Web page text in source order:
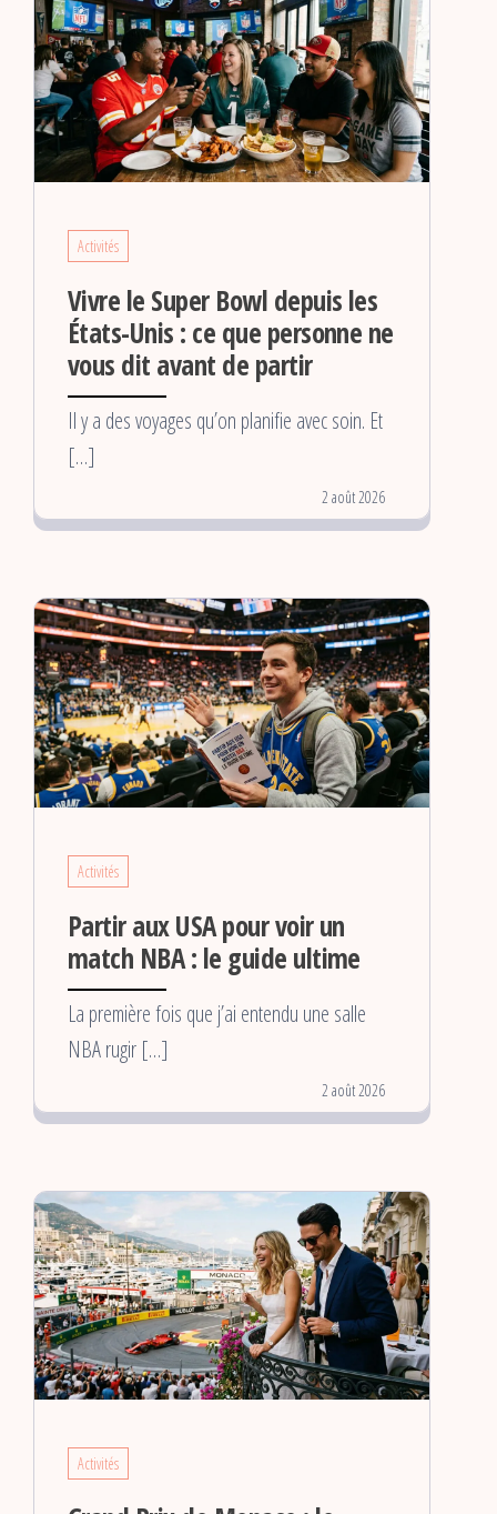
Activités
Vivre le Super Bowl depuis les
États-Unis : ce que personne ne
vous dit avant de partir
Il y a des voyages qu’on planifie avec soin. Et
[…]
2 août 2026
Activités
Partir aux USA pour voir un
match NBA : le guide ultime
La première fois que j’ai entendu une salle
NBA rugir […]
2 août 2026
Activités